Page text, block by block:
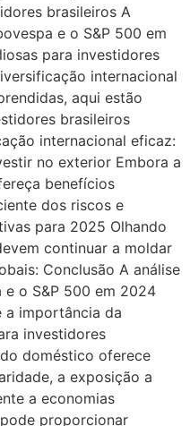
brasileiros A
e o S&P 500 em
para investidores
internacional
aqui estão
brasileiros
internacional eficaz:
no exterior Embora a
benefícios
dos riscos e
para 2025 Olhando
continuar a moldar
Conclusão A análise
o S&P 500 em 2024
a importância da
investidores
doméstico oferece
a exposição a
a economias
proporcionar